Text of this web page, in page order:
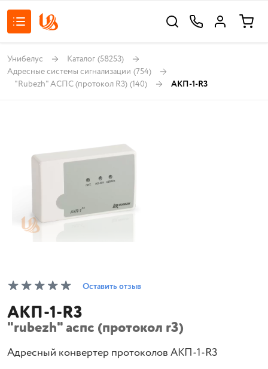
Унибелус Каталог (58253)
Адресные системы сигнализации (754)
"Rubezh" АСПС (протокол R3) (140) АКП-1-R3
Оставить отзыв
АКП-1-R3
"rubezh" аспс (протокол r3)
Адресный конвертер протоколов АКП-1-R3